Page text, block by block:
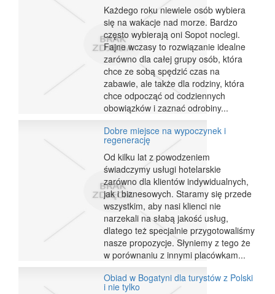
Każdego roku niewiele osób wybiera
się na wakacje nad morze. Bardzo
często wybierają oni Sopot noclegi.
Fajne wczasy to rozwiązanie idealne
zarówno dla całej grupy osób, która
chce ze sobą spędzić czas na
zabawie, ale także dla rodziny, która
chce odpocząć od codziennych
obowiązków i zaznać odrobiny...
Dobre miejsce na wypoczynek i
regenerację
Od kilku lat z powodzeniem
świadczymy usługi hotelarskie
zarówno dla klientów indywidualnych,
jak i biznesowych. Staramy się przede
wszystkim, aby nasi klienci nie
narzekali na słabą jakość usług,
dlatego też specjalnie przygotowaliśmy
nasze propozycje. Słyniemy z tego że
w porównaniu z innymi placówkam...
Obiad w Bogatyni dla turystów z Polski
i nie tylko